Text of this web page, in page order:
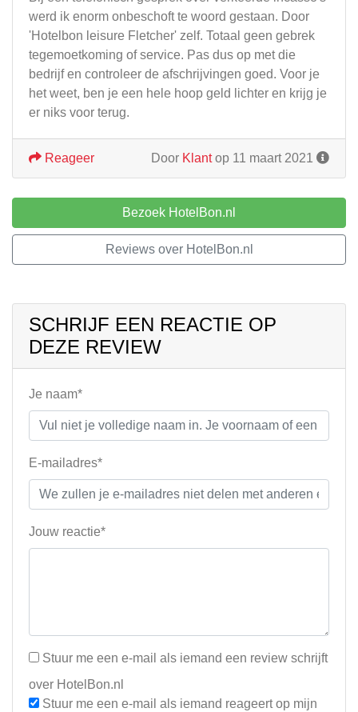
werd ik enorm onbeschoft te woord gestaan. Door
'Hotelbon leisure Fletcher' zelf. Totaal geen gebrek
tegemoetkoming of service. Pas dus op met die
bedrijf en controleer de afschrijvingen goed. Voor je
het weet, ben je een hele hoop geld lichter en krijg je
er niks voor terug.
Door Klantop 11 maart 2021
Reageer
Bezoek HotelBon.nl
Reviews over HotelBon.nl
SCHRIJF EEN REACTIE OP
DEZE REVIEW
Je naam*
E-mailadres*
Jouw reactie*
Stuur me een e-mail als iemand een review schrijft
over HotelBon.nl
Stuur me een e-mail als iemand reageert op mijn